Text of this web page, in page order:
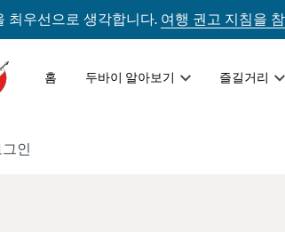
최우선으로 생각합니다.여행 권고 지침을
홈 두바이 알아보기 즐길거리
인